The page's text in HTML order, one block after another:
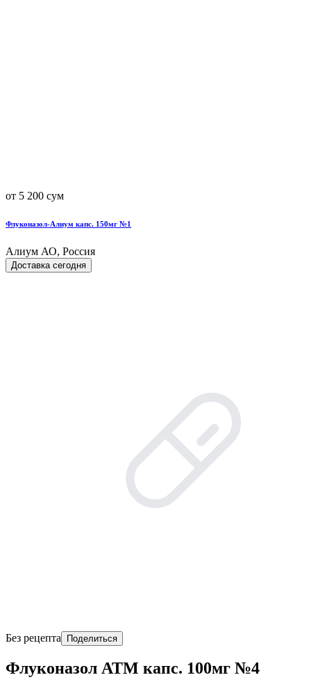
от 5 200 сум
Флуконазол-Алиум капс. 150мг №1
Алиум АО, Россия
Доставка сегодня
Без рецепта Поделиться
Флуконазол АТМ капс. 100мг №4